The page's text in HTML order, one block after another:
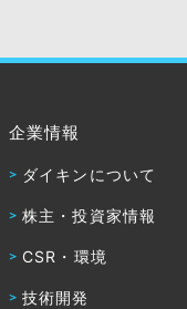
企業情報
ダイキンについて
株主・投資家情報
CSR・環境
技術開発